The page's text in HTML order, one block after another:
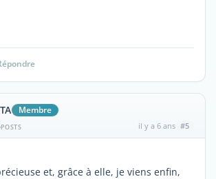
Membre
POSTS il y a 6 ans #5
et, grâce à elle, je viens enfin,